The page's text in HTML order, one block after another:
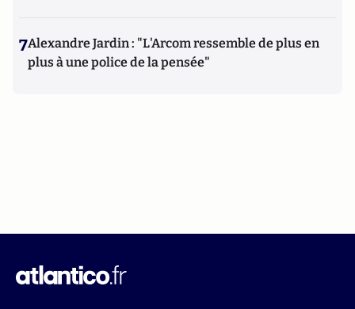
7Alexandre Jardin : "L'Arcom ressemble de plus en
plus à une police de la pensée"